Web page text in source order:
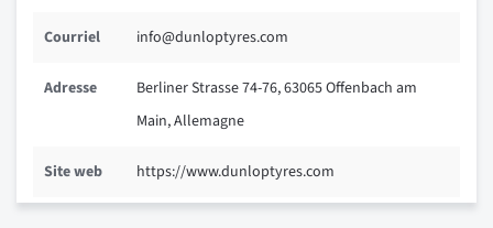
Courriel info@dunloptyres.com
Adresse
Berliner Strasse 74-76, 63065 Offenbach am
Main, Allemagne
Site web https://www.dunloptyres.com